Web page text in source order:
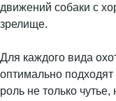
движений собаки с
зрелище.
Для каждого вида
оптимально подходят
роль не только